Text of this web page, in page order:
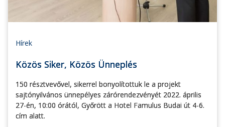
Hírek
Közös Siker, Közös Ünneplés
150 résztvevővel, sikerrel bonyolítottuk le a projekt
sajtónyilvános ünnepélyes zárórendezvényét 2022. április
27-én, 10:00 órától, Győrött a Hotel Famulus Budai út 4-6.
cím alatt.